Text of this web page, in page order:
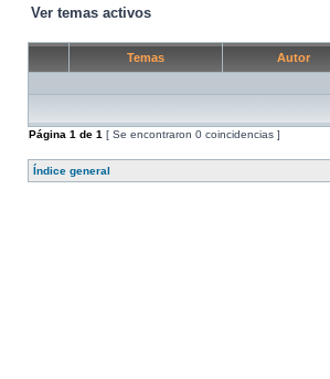
Ver temas activos
Temas Autor
Página 1 de 1 [ Se encontraron 0 coincidencias ]
Índice general